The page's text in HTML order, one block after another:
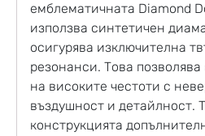
емблематичната Diamond
използва синтетичен
осигурява изключителна
резонанси. Това
на високите честоти с
въздушност и детайлност.
конструкцията